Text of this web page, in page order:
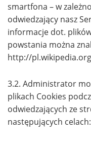
smartfona – w
odwiedzający nasz
informacje dot.
powstania można
http://
3.2. Administrator
plikach Cookies
odwiedzających ze
następujących celach: